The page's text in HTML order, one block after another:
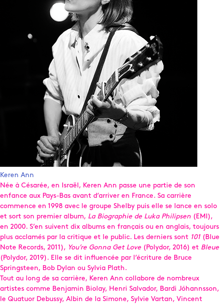
Keren Ann
Née à Césarée, en Israël, Keren Ann passe une partie de son
enfance aux Pays-Bas avant d’arriver en France. Sa carrière
commence en 1998 avec le groupe Shelby puis elle se lance en solo
et sort son premier album, La Biographie de Luka Philipsen (EMI),
en 2000. S’en suivent dix albums en français ou en anglais, toujours
plus acclamés par la critique et le public. Les derniers sont 101 (Blue
Note Records, 2011), You’re Gonna Get Love (Polydor, 2016) et Bleue
(Polydor, 2019). Elle se dit influencée par l’écriture de Bruce
Springsteen, Bob Dylan ou Sylvia Plath.
Tout au long de sa carrière, Keren Ann collabore de nombreux
artistes comme Benjamin Biolay, Henri Salvador, Bardi Jóhannsson,
le Quatuor Debussy, Albin de la Simone, Sylvie Vartan, Vincent